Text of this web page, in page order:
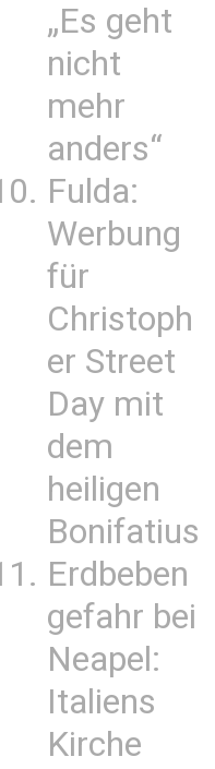
„Es geht
nicht
mehr
anders“
Fulda:
Werbung
für
Christoph
er Street
Day mit
dem
heiligen
Bonifatius
Erdbeben
gefahr bei
Neapel:
Italiens
Kirche